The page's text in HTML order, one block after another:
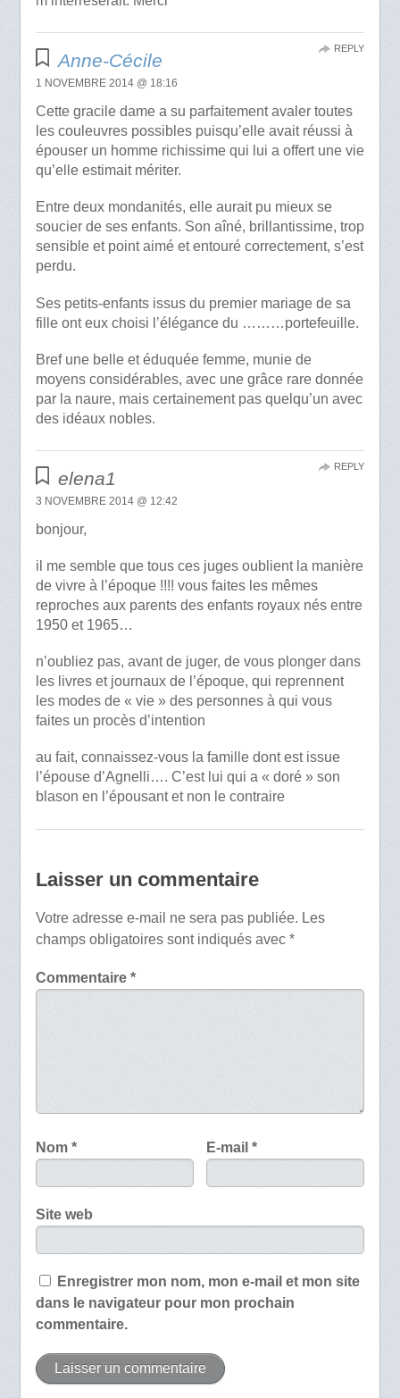
Anne-Cécile
1 NOVEMBRE 2014 @ 18:16
Cette gracile dame a su parfaitement avaler toutes
les couleuvres possibles puisqu’elle avait réussi à
épouser un homme richissime qui lui a offert une vie
qu’elle estimait mériter.
Entre deux mondanités, elle aurait pu mieux se
soucier de ses enfants. Son aîné, brillantissime, trop
sensible et point aimé et entouré correctement, s’est
perdu.
Ses petits-enfants issus du premier mariage de sa
fille ont eux choisi l’élégance du ………portefeuille.
Bref une belle et éduquée femme, munie de
moyens considérables, avec une grâce rare donnée
par la naure, mais certainement pas quelqu’un avec
des idéaux nobles.
REPLY
elena1
3 NOVEMBRE 2014 @ 12:42
bonjour,
il me semble que tous ces juges oublient la manière
de vivre à l’époque !!!! vous faites les mêmes
reproches aux parents des enfants royaux nés entre
1950 et 1965…
n’oubliez pas, avant de juger, de vous plonger dans
les livres et journaux de l’époque, qui reprennent
les modes de « vie » des personnes à qui vous
faites un procès d’intention
au fait, connaissez-vous la famille dont est issue
l’épouse d’Agnelli…. C’est lui qui a « doré » son
blason en l’épousant et non le contraire
REPLY
Laisser un commentaire
Votre adresse e-mail ne sera pas publiée. Les
champs obligatoires sont indiqués avec *
Commentaire *
Nom * E-mail*
Site web
Enregistrer mon nom, mon e-mail et mon site
dans le navigateur pour mon prochain
commentaire.